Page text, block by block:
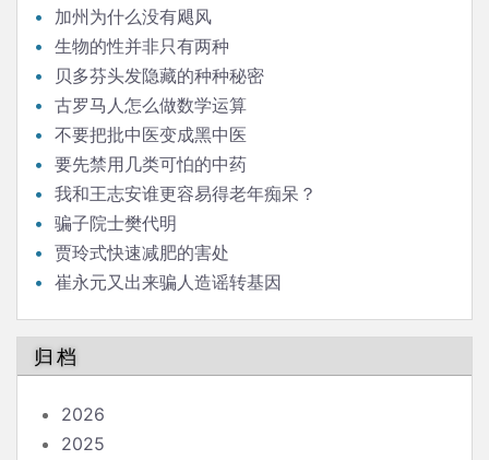
加州为什么没有飓风
生物的性并非只有两种
贝多芬头发隐藏的种种秘密
古罗马人怎么做数学运算
不要把批中医变成黑中医
要先禁用几类可怕的中药
我和王志安谁更容易得老年痴呆？
骗子院士樊代明
贾玲式快速减肥的害处
崔永元又出来骗人造谣转基因
归档
2026
2025